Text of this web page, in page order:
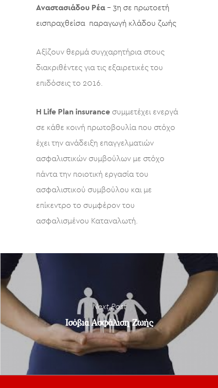
Αναστασιάδου Ρέα – 3η σε πρωτοετή
εισπραχθείσα παραγωγή κλάδου ζωής
Αξίζουν θερμά συγχαρητήρια στους
διακριθέντες για τις εξαιρετικές του
επιδόσεις το 2016.
Η Life Plan insurance συμμετέχει ενεργά
σε κάθε κοινή πρωτοβουλία που στόχο
έχει την ανάδειξη επαγγελματιών
ασφαλιστικών συμβούλων με στόχο
πάντα την ποιοτική εργασία του
ασφαλιστικού συμβούλου και με
επίκεντρο το συμφέρον του
ασφαλισμένου Καταναλωτή.
Next Post
Ισόβια Ασφάλιση Ζωής